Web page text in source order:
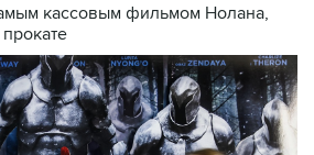
кассовым фильмом Нолана,